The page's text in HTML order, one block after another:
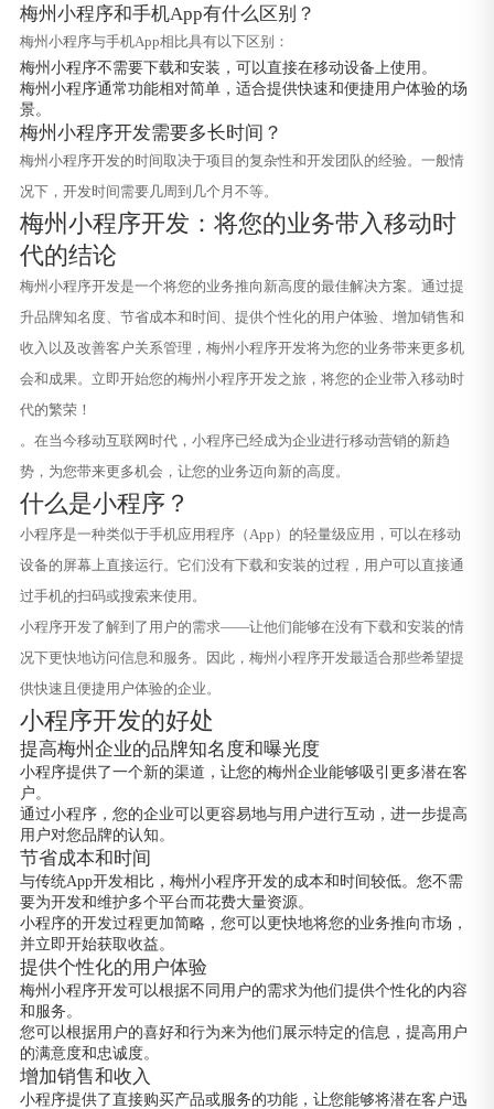
梅州小程序和手机App有什么区别？
梅州小程序与手机App相比具有以下区别：
梅州小程序不需要下载和安装，可以直接在移动设备上使用。
梅州小程序通常功能相对简单，适合提供快速和便捷用户体验的场
景。
梅州小程序开发需要多长时间？
梅州小程序开发的时间取决于项目的复杂性和开发团队的经验。一般情
况下，开发时间需要几周到几个月不等。
梅州小程序开发：将您的业务带入移动时
代的结论
梅州小程序开发是一个将您的业务推向新高度的最佳解决方案。通过提
升品牌知名度、节省成本和时间、提供个性化的用户体验、增加销售和
收入以及改善客户关系管理，梅州小程序开发将为您的业务带来更多机
会和成果。立即开始您的梅州小程序开发之旅，将您的企业带入移动时
代的繁荣！
。在当今移动互联网时代，小程序已经成为企业进行移动营销的新趋
势，为您带来更多机会，让您的业务迈向新的高度。
什么是小程序？
小程序是一种类似于手机应用程序（App）的轻量级应用，可以在移动
设备的屏幕上直接运行。它们没有下载和安装的过程，用户可以直接通
过手机的扫码或搜索来使用。
小程序开发了解到了用户的需求——让他们能够在没有下载和安装的情
况下更快地访问信息和服务。因此，梅州小程序开发最适合那些希望提
供快速且便捷用户体验的企业。
小程序开发的好处
提高梅州企业的品牌知名度和曝光度
小程序提供了一个新的渠道，让您的梅州企业能够吸引更多潜在客
户。
通过小程序，您的企业可以更容易地与用户进行互动，进一步提高
用户对您品牌的认知。
节省成本和时间
与传统App开发相比，梅州小程序开发的成本和时间较低。您不需
要为开发和维护多个平台而花费大量资源。
小程序的开发过程更加简略，您可以更快地将您的业务推向市场，
并立即开始获取收益。
提供个性化的用户体验
梅州小程序开发可以根据不同用户的需求为他们提供个性化的内容
和服务。
您可以根据用户的喜好和行为来为他们展示特定的信息，提高用户
的满意度和忠诚度。
增加销售和收入
小程序提供了直接购买产品或服务的功能，让您能够将潜在客户迅